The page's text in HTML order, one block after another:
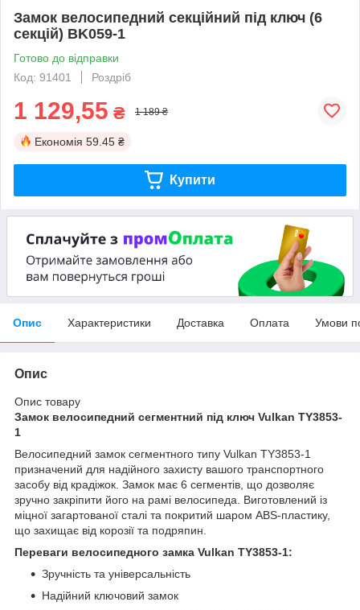
Замок велосипедний секційний під ключ (6
секцій) BK059-1
Готово до відправки
Код: 91401
Роздріб
1 129,55 ₴ 1 189 ₴
Економія 59.45 ₴
Купити
Опис Характеристики Доставка Оплата Умови
Опис
Опис товару
Замок велосипедний сегментний під ключ Vulkan TY3853-
1
Велосипедний замок сегментного типу Vulkan TY3853-1
призначений для надійного захисту вашого транспортного
засобу від крадіжок. Замок має 6 сегментів, що дозволяє
зручно закріпити його на рамі велосипеда. Виготовлений із
міцної загартованої сталі та покритий шаром ABS-пластику,
що захищає від корозії та подряпин.
Переваги велосипедного замка Vulkan TY3853-1:
Зручність та універсальність
Надійний ключовий замок